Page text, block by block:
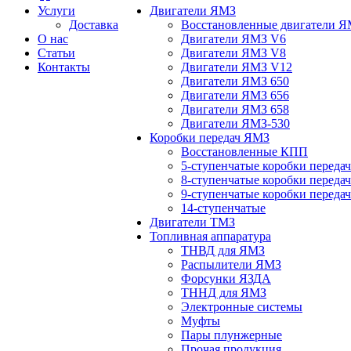
Услуги
Доставка
О нас
Статьи
Контакты
Двигатели ЯМЗ
Восстановленные двигатели
Двигатели ЯМЗ V6
Двигатели ЯМЗ V8
Двигатели ЯМЗ V12
Двигатели ЯМЗ 650
Двигатели ЯМЗ 656
Двигатели ЯМЗ 658
Двигатели ЯМЗ-530
Коробки передач ЯМЗ
Восстановленные КПП
5-ступенчатые коробки
8-ступенчатые коробки
9-ступенчатые коробки
14-ступенчатые
Двигатели ТМЗ
Топливная аппаратура
ТНВД для ЯМЗ
Распылители ЯМЗ
Форсунки ЯЗДА
ТННД для ЯМЗ
Электронные системы
Муфты
Пары плунжерные